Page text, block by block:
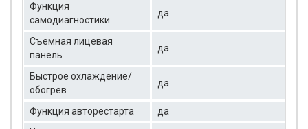
Функция
самодиагностики
да
Съемная лицевая
панель
да
Быстрое охлаждение/
обогрев
да
Функция авторестарта
да